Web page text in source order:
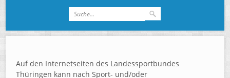
Auf den Internetseiten des Landessportbundes
Thüringen kann nach Sport- und/oder